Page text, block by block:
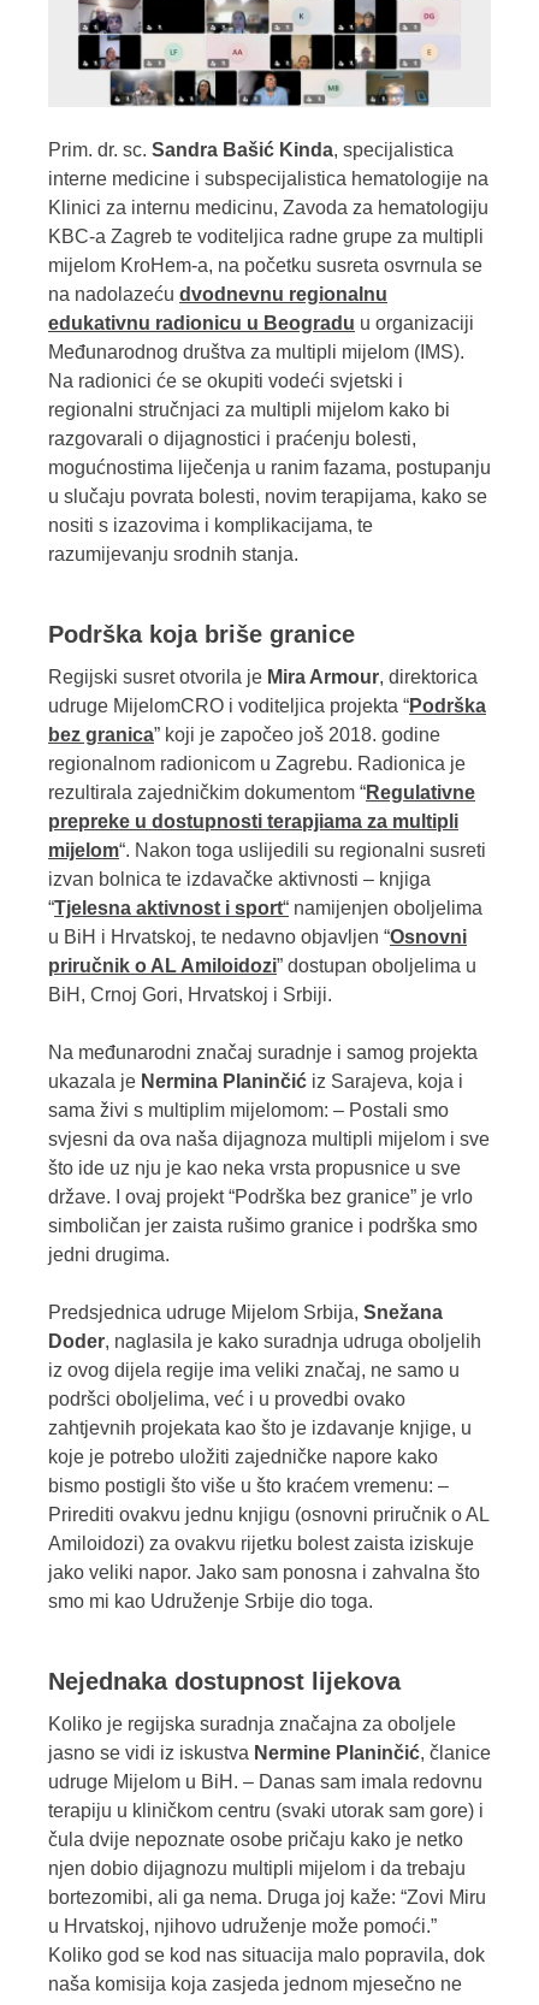
Prim. dr. sc. Sandra Bašić Kinda, specijalistica
interne medicine i subspecijalistica hematologije na
Klinici za internu medicinu, Zavoda za hematologiju
KBC-a Zagreb te voditeljica radne grupe za multipli
mijelom KroHem-a, na početku susreta osvrnula se
na nadolazeću dvodnevnu regionalnu
edukativnu radionicu u Beogradu u organizaciji
Međunarodnog društva za multipli mijelom (IMS).
Na radionici će se okupiti vodeći svjetski i
regionalni stručnjaci za multipli mijelom kako bi
razgovarali o dijagnostici i praćenju bolesti,
mogućnostima liječenja u ranim fazama, postupanju
u slučaju povrata bolesti, novim terapijama, kako se
nositi s izazovima i komplikacijama, te
razumijevanju srodnih stanja.
Podrška koja briše granice
Regijski susret otvorila je Mira Armour, direktorica
udruge MijelomCRO i voditeljica projekta “Podrška
bez granica” koji je započeo još 2018. godine
regionalnom radionicom u Zagrebu. Radionica je
rezultirala zajedničkim dokumentom “Regulativne
prepreke u dostupnosti terapjiama za multipli
mijelom“. Nakon toga uslijedili su regionalni susreti
izvan bolnica te izdavačke aktivnosti – knjiga
“Tjelesna aktivnost i sport“ namijenjen oboljelima
u BiH i Hrvatskoj, te nedavno objavljen “Osnovni
priručnik o AL Amiloidozi” dostupan oboljelima u
BiH, Crnoj Gori, Hrvatskoj i Srbiji.
Na međunarodni značaj suradnje i samog projekta
ukazala je Nermina Planinčić iz Sarajeva, koja i
sama živi s multiplim mijelomom: – Postali smo
svjesni da ova naša dijagnoza multipli mijelom i sve
što ide uz nju je kao neka vrsta propusnice u sve
države. I ovaj projekt “Podrška bez granice” je vrlo
simboličan jer zaista rušimo granice i podrška smo
jedni drugima.
Predsjednica udruge Mijelom Srbija, Snežana
Doder, naglasila je kako suradnja udruga oboljelih
iz ovog dijela regije ima veliki značaj, ne samo u
podršci oboljelima, već i u provedbi ovako
zahtjevnih projekata kao što je izdavanje knjige, u
koje je potrebo uložiti zajedničke napore kako
bismo postigli što više u što kraćem vremenu: –
Prirediti ovakvu jednu knjigu (osnovni priručnik o AL
Amiloidozi) za ovakvu rijetku bolest zaista iziskuje
jako veliki napor. Jako sam ponosna i zahvalna što
smo mi kao Udruženje Srbije dio toga.
Nejednaka dostupnost lijekova
Koliko je regijska suradnja značajna za oboljele
jasno se vidi iz iskustva Nermine Planinčić, članice
udruge Mijelom u BiH. – Danas sam imala redovnu
terapiju u kliničkom centru (svaki utorak sam gore) i
čula dvije nepoznate osobe pričaju kako je netko
njen dobio dijagnozu multipli mijelom i da trebaju
bortezomibi, ali ga nema. Druga joj kaže: “Zovi Miru
u Hrvatskoj, njihovo udruženje može pomoći.”
Koliko god se kod nas situacija malo popravila, dok
naša komisija koja zasjeda jednom mjesečno ne